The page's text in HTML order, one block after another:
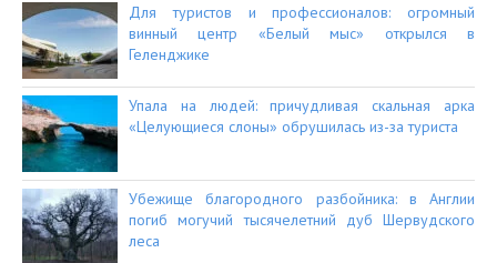
Для туристов и профессионалов: огромный
винный центр «Белый мыс» открылся в
Геленджике
Упала на людей: причудливая скальная арка
«Целующиеся слоны» обрушилась из-за туриста
Убежище благородного разбойника: в Англии
погиб могучий тысячелетний дуб Шервудского
леса